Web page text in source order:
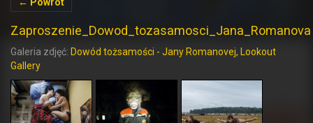
Zaproszenie_Dowod_tozasamosci_Jana_Romanova
Galeria zdjęć: Dowód tożsamości - Jany Romanovej, Lookout
Gallery